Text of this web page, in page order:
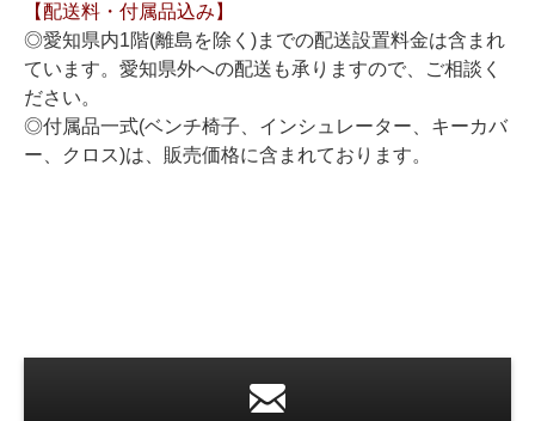
タッチ・音色の調整
ピアノクリーニングと引越し
ピアノレンタル
【配送料・付属品込み】
◎愛知県内1階(離島を除く)までの配送設置料金は含まれ
ています。愛知県外への配送も承りますので、ご相談く
ださい。
◎付属品一式(ベンチ椅子、インシュレーター、キーカバ
ー、クロス)は、販売価格に含まれております。